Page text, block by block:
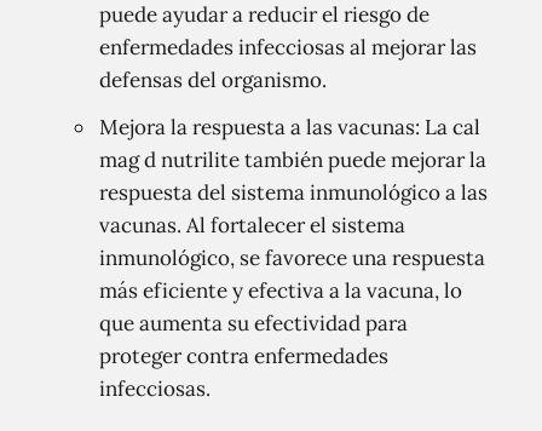
puede ayudar a reducir el riesgo de
enfermedades infecciosas al mejorar las
defensas del organismo.
Mejora la respuesta a las vacunas: La cal
mag d nutrilite también puede mejorar la
respuesta del sistema inmunológico a las
vacunas. Al fortalecer el sistema
inmunológico, se favorece una respuesta
más eficiente y efectiva a la vacuna, lo
que aumenta su efectividad para
proteger contra enfermedades
infecciosas.